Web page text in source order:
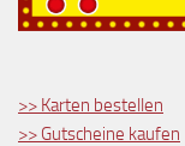
>> Karten bestellen
>> Gutscheine kaufen